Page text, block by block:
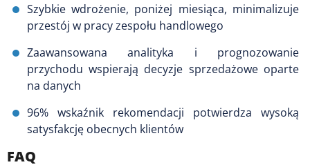
Szybkie wdrożenie, poniżej miesiąca, minimalizuje
przestój w pracy zespołu handlowego
Zaawansowana analityka i prognozowanie
przychodu wspierają decyzje sprzedażowe oparte
na danych
96% wskaźnik rekomendacji potwierdza wysoką
satysfakcję obecnych klientów
FAQ